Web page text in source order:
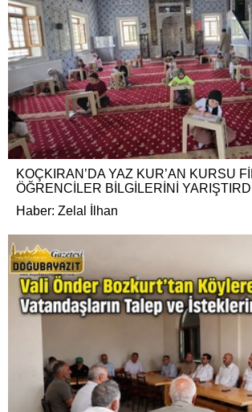
KOÇKIRAN’DA YAZ KUR’AN KURSU
ÖĞRENCİLER BİLGİLERİNİ YARIŞTIRDI
Haber: Zelal İlhan